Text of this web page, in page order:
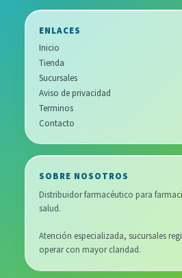
ENLACES
Inicio
Tienda
Sucursales
Aviso de privacidad
Terminos
Contacto
SOBRE NOSOTROS
Distribuidor farmacéutico para
salud.
Atención especializada, sucursales
operar con mayor claridad.